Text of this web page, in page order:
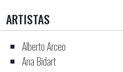
ARTISTAS
Alberto Arceo
Ana Bidart